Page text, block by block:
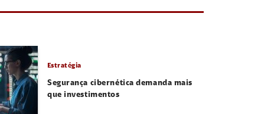
Estratégia
Segurança cibernética demanda mais
que investimentos